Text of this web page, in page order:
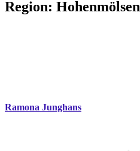
Region: Hohenmölsen
Ramona Junghans